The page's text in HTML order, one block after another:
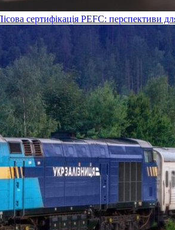
сертифікація PEFC: перспективи